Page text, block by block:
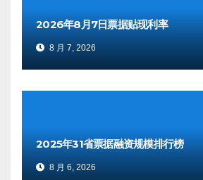
2026年8月7日票据贴现利率
8 月 7, 2026
2025年31省票据融资规模排行榜
8 月 6, 2026